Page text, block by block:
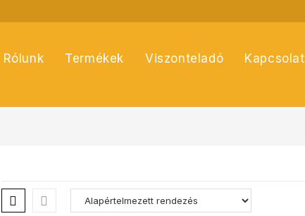
Rólunk Termékek Viszonteladó Kapcsolat